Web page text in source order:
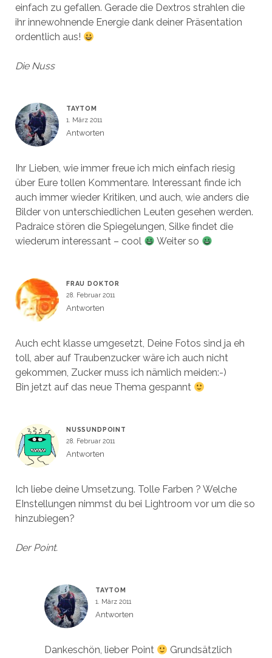
einfach zu gefallen. Gerade die Dextros strahlen die
ihr innewohnende Energie dank deiner Präsentation
ordentlich aus!
Die Nuss
TAYTOM
1. März 2011
Antworten
Ihr Lieben, wie immer freue ich mich einfach riesig
über Eure tollen Kommentare. Interessant finde ich
auch immer wieder Kritiken, und auch, wie anders die
Bilder von unterschiedlichen Leuten gesehen werden.
Padraice stören die Spiegelungen, Silke findet die
wiederum interessant – cool
Weiter so
FRAU DOKTOR
28. Februar 2011
Antworten
Auch echt klasse umgesetzt, Deine Fotos sind ja eh
toll, aber auf Traubenzucker wäre ich auch nicht
gekommen, Zucker muss ich nämlich meiden:-)
Bin jetzt auf das neue Thema gespannt
NUSSUNDPOINT
28. Februar 2011
Antworten
Ich liebe deine Umsetzung. Tolle Farben ? Welche
EInstellungen nimmst du bei Lightroom vor um die so
hinzubiegen?
Der Point.
TAYTOM
1. März 2011
Antworten
Dankeschön, lieber Point
Grundsätzlich